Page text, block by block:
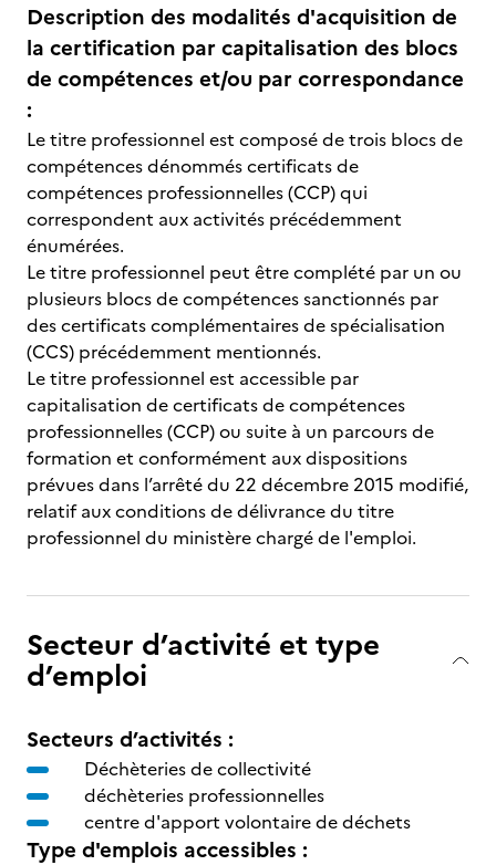
Description des modalités d'acquisition de
la certification par capitalisation des blocs
de compétences et/ou par correspondance
:
Le titre professionnel est composé de trois blocs de
compétences dénommés certificats de
compétences professionnelles (CCP) qui
correspondent aux activités précédemment
énumérées.
Le titre professionnel peut être complété par un ou
plusieurs blocs de compétences sanctionnés par
des certificats complémentaires de spécialisation
(CCS) précédemment mentionnés.
Le titre professionnel est accessible par
capitalisation de certificats de compétences
professionnelles (CCP) ou suite à un parcours de
formation et conformément aux dispositions
prévues dans l’arrêté du 22 décembre 2015 modifié,
relatif aux conditions de délivrance du titre
professionnel du ministère chargé de l'emploi.
Secteur d’activité et type
d’emploi
Secteurs d’activités :
Déchèteries de collectivité
déchèteries professionnelles
centre d'apport volontaire de déchets
Type d'emplois accessibles :